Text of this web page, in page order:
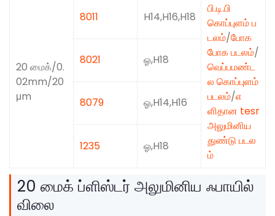
20 மைக்/0.
02mm/20
μm
8011 H14,H16,H18
பி.டி.பி
கொப்புளம் ப
டலம்/போக
போக படலம்/
வெப்பமண்ட
ல கொப்புளம்
படலம்/எ
ளிதான tesr
அலுமினிய
துண்டு படல
ம்
8021 ஓ,H18
8079 ஓ,H14,H16
1235 ஓ,H18
20 மைக் ப்ளிஸ்டர் அலுமினிய ஃபாயில்
விலை